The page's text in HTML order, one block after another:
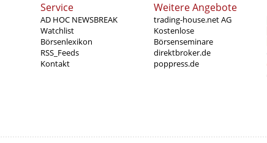
Service
AD HOC NEWSBREAK
Watchlist
Börsenlexikon
RSS_Feeds
Kontakt
Weitere Angebote
trading-house.net AG
Kostenlose
Börsenseminare
direktbroker.de
poppress.de